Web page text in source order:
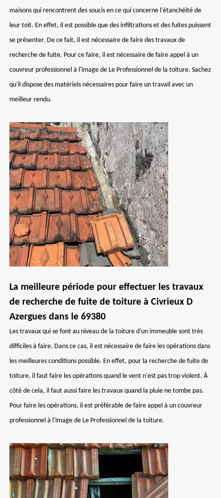
maisons qui rencontrent des soucis en ce qui concerne l'étanchéité de
leur toit. En effet, il est possible que des infiltrations et des fuites puissent
se présenter. De ce fait, il est nécessaire de faire des travaux de
recherche de fuite. Pour ce faire, il est nécessaire de faire appel à un
couvreur professionnel à l'image de Le Professionnel de la toiture. Sachez
qu'il dispose des matériels nécessaires pour faire un travail avec un
meilleur rendu.
La meilleure période pour effectuer les travaux
de recherche de fuite de toiture à Civrieux D
Azergues dans le 69380
Les travaux qui se font au niveau de la toiture d'un immeuble sont très
difficiles à faire. Dans ce cas, il est nécessaire de faire les opérations dans
les meilleures conditions possible. En effet, pour la recherche de fuite de
toiture, il faut faire les opérations quand le vent n'est pas trop violent. À
côté de cela, il faut aussi faire les travaux quand la pluie ne tombe pas.
Pour faire les opérations, il est préférable de faire appel à un couvreur
professionnel à l'image de Le Professionnel de la toiture.